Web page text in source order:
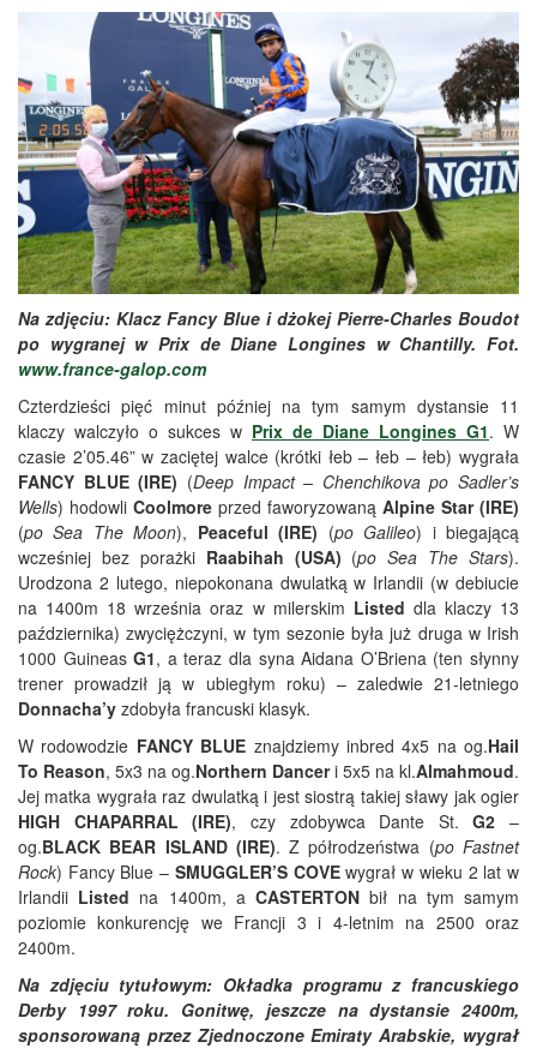
Na zdjęciu: Klacz Fancy Blue i dżokej Pierre-Charles Boudot
po wygranej w Prix de Diane Longines w Chantilly. Fot.
www.france-galop.com
Czterdzieści pięć minut później na tym samym dystansie 11
klaczy walczyło o sukces w Prix de Diane Longines G1. W
czasie 2’05.46” w zaciętej walce (krótki łeb – łeb – łeb) wygrała
FANCY BLUE (IRE) (Deep Impact – Chenchikova po Sadler’s
Wells) hodowli Coolmore przed faworyzowaną Alpine Star (IRE)
(po Sea The Moon), Peaceful (IRE) (po Galileo) i biegającą
wcześniej bez porażki Raabihah (USA) (po Sea The Stars).
Urodzona 2 lutego, niepokonana dwulatką w Irlandii (w debiucie
na 1400m 18 września oraz w milerskim Listed dla klaczy 13
października) zwyciężczyni, w tym sezonie była już druga w Irish
1000 GuineasG1, a teraz dla syna Aidana O’Briena (ten słynny
trener prowadził ją w ubiegłym roku) – zaledwie 21-letniego
Donnacha’y zdobyła francuski klasyk.
W rodowodzie FANCY BLUE znajdziemy inbred 4x5 na og.Hail
To Reason, 5x3 na og.Northern Danceri 5x5 na kl.Almahmoud.
Jej matka wygrała raz dwulatką i jest siostrą takiej sławy jak ogier
HIGH CHAPARRAL (IRE), czy zdobywca Dante St.G2 –
og.BLACK BEAR ISLAND (IRE). Z półrodzeństwa (po Fastnet
Rock) Fancy Blue – SMUGGLER’S COVEwygrał w wieku 2 lat w
Irlandii Listed na 1400m, aCASTERTON bił na tym samym
poziomie konkurencję we Francji 3 i 4-letnim na 2500 oraz
2400m.
Na zdjęciu tytułowym: Okładka programu z francuskiego
Derby 1997 roku. Gonitwę, jeszcze na dystansie 2400m,
sponsorowaną przez Zjednoczone Emiraty Arabskie, wygrał